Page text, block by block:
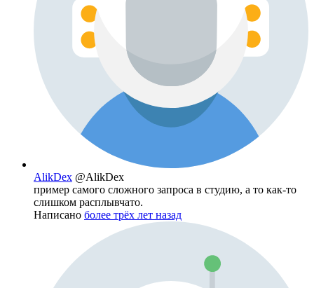
AlikDex @AlikDex
пример самого сложного запроса в студию, а то как-то
слишком расплывчато.
Написано более трёх лет назад